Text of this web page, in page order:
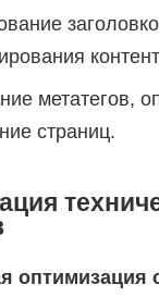
метатегов,
страниц.
оптимизация